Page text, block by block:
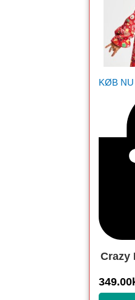
KØB NU
Crazy
349.00